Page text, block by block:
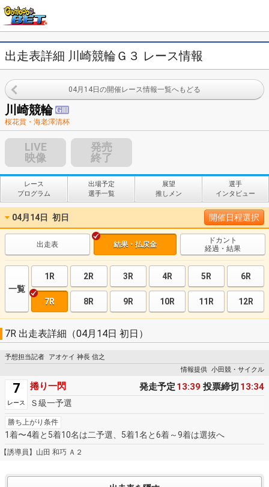
出走表詳細 川崎競輪Ｇ３ レース情報
04月14日の開催レース情報一覧へもどる
川崎競輪
桜花賞・海老澤清杯
LIVE
映像
発売
終了
レース
プログラム
出場予定
選手一覧
展望
推しメン
選手
インタビュー
04月14日 初日 開催日程選択
出走表 結果・払戻金
ドカント
経過・結果
一覧
1R 2R 3R 4R 5R 6R
7R 8R 9R 10R 11R 12R
7R 出走表詳細（04月14日 初日）
予想担当記者
アオケイ 神長 信之
情報提供 小田競・サイクル
7
レース
捲り一閃 発走予定 13:39 投票締切 13:34
Ｓ級一予選
勝ち上がり条件
1着〜4着と5着10名は二予選、5着1名と6着～9着は選抜へ
【誘導員】山田 和巧 Ａ２